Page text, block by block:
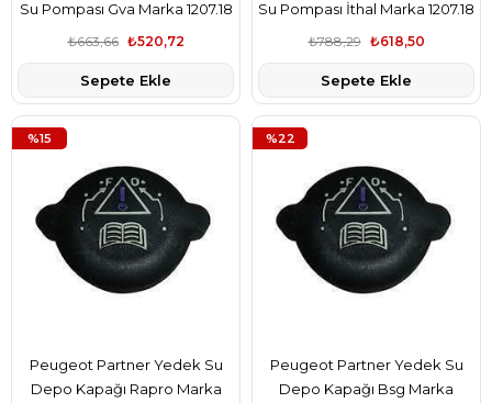
Su Pompası Gva Marka 1207.18
₺520,72
₺663,66
Sepete Ekle
Su Pompası İthal Marka 1207.18
₺618,50
₺788,29
Sepete Ekle
Peugeot Partner Yedek Su
Depo Kapağı Rapro Marka
%15
Peugeot Partner Yedek Su
Depo Kapağı Bsg Marka
%22